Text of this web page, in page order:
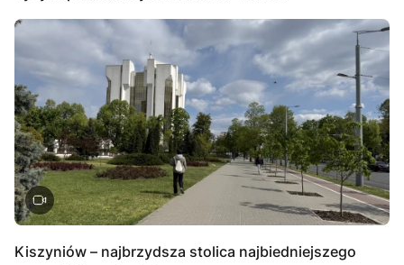
Kiszyniów – najbrzydsza stolica najbiedniejszego